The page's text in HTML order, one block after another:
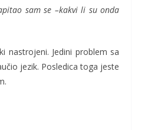
sam se –kakvi li su onda
nastrojeni. Jedini problem sa
jezik. Posledica toga jeste